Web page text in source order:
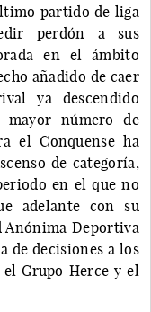
partido de liga
perdón a sus
en el ámbito
añadido de caer
ya descendido
mayor número de
el Conquense ha
de categoría,
en el que no
adelante con su
Anónima Deportiva
de decisiones a los
Grupo Herce y el